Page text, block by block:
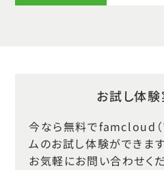
お試し体験
今なら無料でfamcloud（
ムのお試し体験ができます
お気軽にお問い合わせくだ